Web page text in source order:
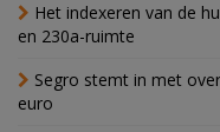
Het indexeren van de
en 230a-ruimte
Segro stemt in met
euro